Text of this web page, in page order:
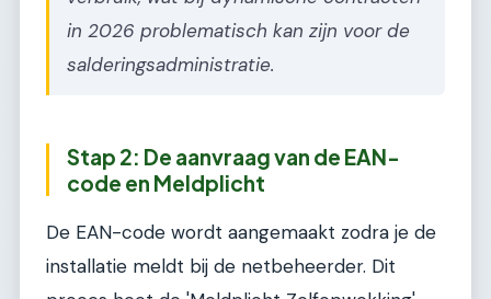
in 2026 problematisch kan zijn voor de
salderingsadministratie.
Stap 2: De aanvraag van de EAN-
code en Meldplicht
De EAN-code wordt aangemaakt zodra je de
installatie meldt bij de netbeheerder. Dit